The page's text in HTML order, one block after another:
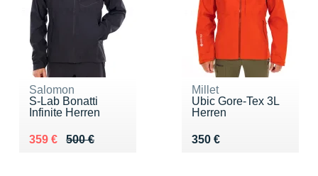
Salomon
S-Lab Bonatti
Infinite Herren
500 €
Au lieu de 500 €
359 €
Vendu 359 €
Millet
Ubic Gore-Tex 3L
Herren
350 €
Vendu 350 €